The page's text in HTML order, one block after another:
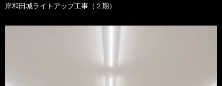
岸和田城ライトアップ工事（２期）